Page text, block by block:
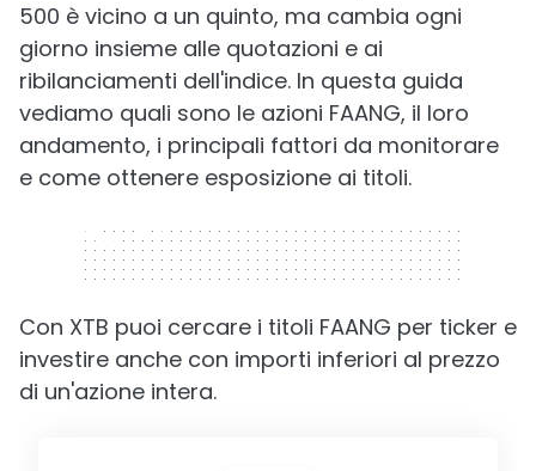
500 è vicino a un quinto, ma cambia ogni
giorno insieme alle quotazioni e ai
ribilanciamenti dell'indice. In questa guida
vediamo quali sono le azioni FAANG, il loro
andamento, i principali fattori da monitorare
e come ottenere esposizione ai titoli.
320 x 50
Con XTB puoi cercare i titoli FAANG per ticker e
investire anche con importi inferiori al prezzo
di un'azione intera.